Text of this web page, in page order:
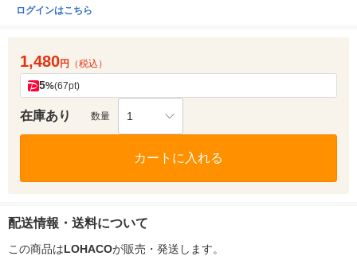
ログインはこちら
1,480円 （税込）
5%(67pt)
在庫あり 数量 1
カートに入れる
配送情報・送料について
この商品はLOHACOが販売・発送します。